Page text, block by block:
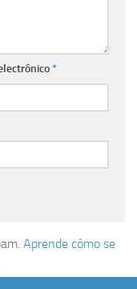
*
Aprende cómo se